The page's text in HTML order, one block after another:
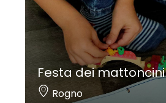
Festa dei mattoncini
Rogno